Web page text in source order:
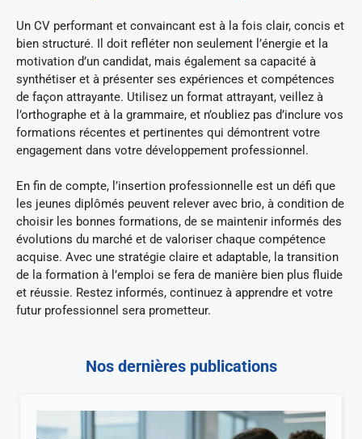
Un CV performant et convaincant est à la fois clair, concis et
bien structuré. Il doit refléter non seulement l’énergie et la
motivation d’un candidat, mais également sa capacité à
synthétiser et à présenter ses expériences et compétences
de façon attrayante. Utilisez un format attrayant, veillez à
l’orthographe et à la grammaire, et n’oubliez pas d’inclure vos
formations récentes et pertinentes qui démontrent votre
engagement dans votre développement professionnel.
En fin de compte, l’insertion professionnelle est un défi que
les jeunes diplômés peuvent relever avec brio, à condition de
choisir les bonnes formations, de se maintenir informés des
évolutions du marché et de valoriser chaque compétence
acquise. Avec une stratégie claire et adaptable, la transition
de la formation à l’emploi se fera de manière bien plus fluide
et réussie. Restez informés, continuez à apprendre et votre
futur professionnel sera prometteur.
Nos dernières publications